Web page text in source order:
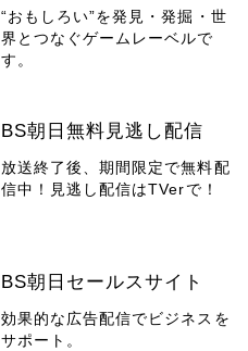
“おもしろい”を発見・発掘・世
界とつなぐゲームレーベルで
す。
BS朝日無料見逃し配信
放送終了後、期間限定で無料配
信中！見逃し配信はTVerで！
BS朝日セールスサイト
効果的な広告配信でビジネスを
サポート。